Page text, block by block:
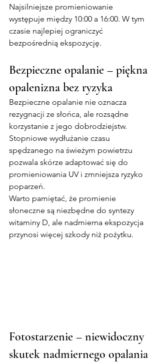
Najsilniejsze promieniowanie
występuje między 10:00 a 16:00. W tym
czasie najlepiej ograniczyć
bezpośrednią ekspozycję.
Bezpieczne opalanie – piękna
opalenizna bez ryzyka
Bezpieczne opalanie nie oznacza
rezygnacji ze słońca, ale rozsądne
korzystanie z jego dobrodziejstw.
Stopniowe wydłużanie czasu
spędzanego na świeżym powietrzu
pozwala skórze adaptować się do
promieniowania UV i zmniejsza ryzyko
poparzeń.
Warto pamiętać, że promienie
słoneczne są niezbędne do syntezy
witaminy D, ale nadmierna ekspozycja
przynosi więcej szkody niż pożytku.
Fotostarzenie – niewidoczny
skutek nadmiernego opalania